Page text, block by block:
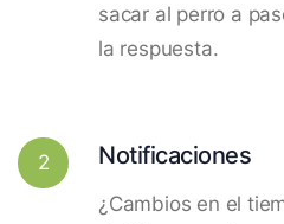
sacar al perro a
la respuesta.
2 Notificaciones
¿Cambios en el